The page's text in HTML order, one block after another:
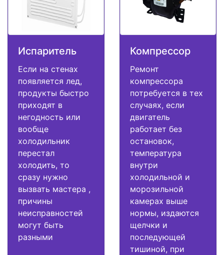
Испаритель
Если на стенах
появляется лед,
продукты быстро
приходят в
негодность или
вообще
холодильник
перестал
холодить, то
сразу нужно
вызвать мастера ,
причины
неисправностей
могут быть
разными
Компрессор
Ремонт
компрессора
потребуется в тех
случаях, если
двигатель
работает без
остановок,
температура
внутри
холодильной и
морозильной
камерах выше
нормы, издаются
щелчки и
последующей
тишиной, при